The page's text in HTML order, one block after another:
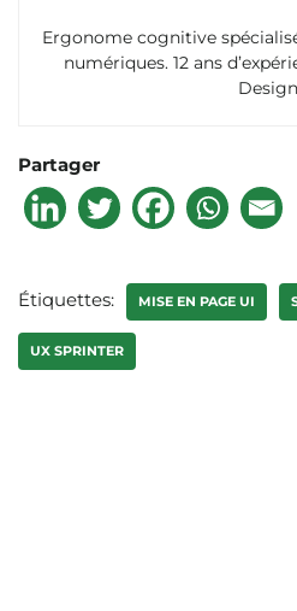
Ergonome cognitive
numériques. 12 ans
Partager
Étiquettes: MISE EN PAGE UI
UX SPRINTER